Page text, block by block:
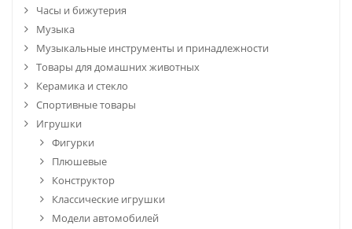
Часы и бижутерия
Музыка
Музыкальные инструменты и принадлежности
Товары для домашних животных
Керамика и стекло
Спортивные товары
Игрушки
Фигурки
Плюшевые
Конструктор
Классические игрушки
Модели автомобилей